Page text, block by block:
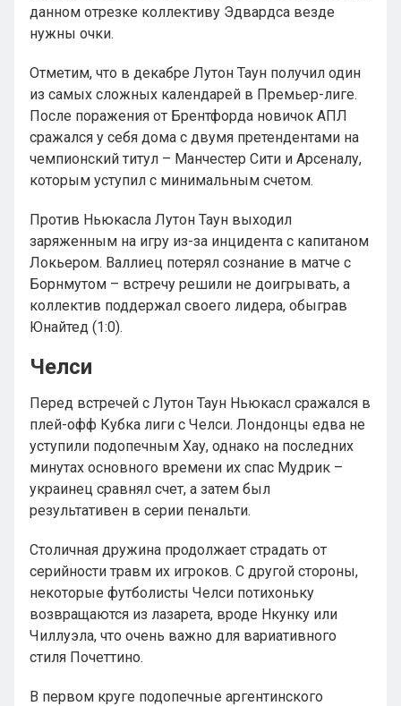
данном отрезке коллективу Эдвардса везде
нужны очки.
Отметим, что в декабре Лутон Таун получил один
из самых сложных календарей в Премьер-лиге.
После поражения от Брентфорда новичок АПЛ
сражался у себя дома с двумя претендентами на
чемпионский титул – Манчестер Сити и Арсеналу,
которым уступил с минимальным счетом.
Против Ньюкасла Лутон Таун выходил
заряженным на игру из-за инцидента с капитаном
Локьером. Валлиец потерял сознание в матче с
Борнмутом – встречу решили не доигрывать, а
коллектив поддержал своего лидера, обыграв
Юнайтед (1:0).
Челси
Перед встречей с Лутон Таун Ньюкасл сражался в
плей-офф Кубка лиги с Челси. Лондонцы едва не
уступили подопечным Хау, однако на последних
минутах основного времени их спас Мудрик –
украинец сравнял счет, а затем был
результативен в серии пенальти.
Столичная дружина продолжает страдать от
серийности травм их игроков. С другой стороны,
некоторые футболисты Челси потихоньку
возвращаются из лазарета, вроде Нкунку или
Чиллуэла, что очень важно для вариативного
стиля Почеттино.
В первом круге подопечные аргентинского